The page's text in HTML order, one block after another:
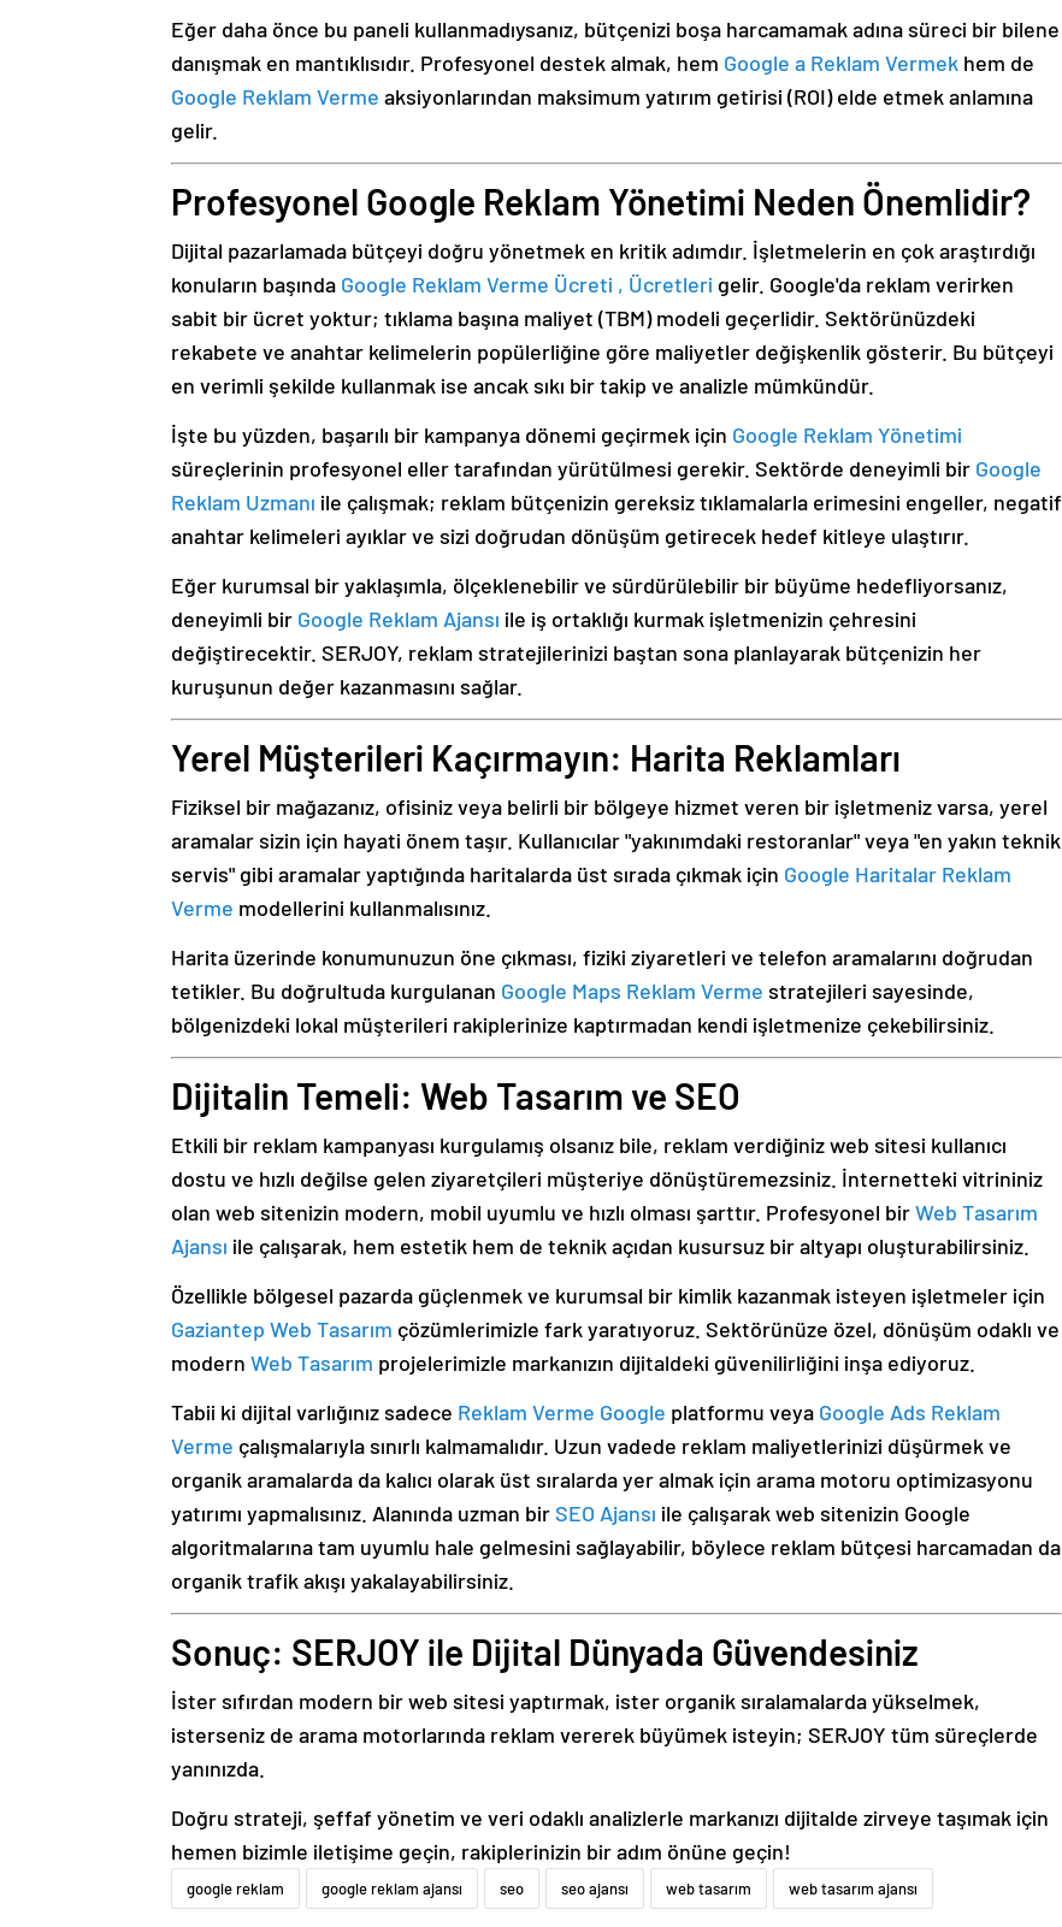
Eğer daha önce bu paneli kullanmadıysanız, bütçenizi boşa harcamamak adına süreci bir bilene
danışmak en mantıklısıdır. Profesyonel destek almak, hem Google a Reklam Vermek hem de
Google Reklam Verme aksiyonlarından maksimum yatırım getirisi (ROI) elde etmek anlamına
gelir.
Profesyonel Google Reklam Yönetimi Neden Önemlidir?
Dijital pazarlamada bütçeyi doğru yönetmek en kritik adımdır. İşletmelerin en çok araştırdığı
konuların başında Google Reklam Verme Ücreti , Ücretleri gelir. Google'da reklam verirken
sabit bir ücret yoktur; tıklama başına maliyet (TBM) modeli geçerlidir. Sektörünüzdeki
rekabete ve anahtar kelimelerin popülerliğine göre maliyetler değişkenlik gösterir. Bu bütçeyi
en verimli şekilde kullanmak ise ancak sıkı bir takip ve analizle mümkündür.
İşte bu yüzden, başarılı bir kampanya dönemi geçirmek için Google Reklam Yönetimi
süreçlerinin profesyonel eller tarafından yürütülmesi gerekir. Sektörde deneyimli bir Google
Reklam Uzmanı ile çalışmak; reklam bütçenizin gereksiz tıklamalarla erimesini engeller, negatif
anahtar kelimeleri ayıklar ve sizi doğrudan dönüşüm getirecek hedef kitleye ulaştırır.
Eğer kurumsal bir yaklaşımla, ölçeklenebilir ve sürdürülebilir bir büyüme hedefliyorsanız,
deneyimli bir Google Reklam Ajansı ile iş ortaklığı kurmak işletmenizin çehresini
değiştirecektir. SERJOY, reklam stratejilerinizi baştan sona planlayarak bütçenizin her
kuruşunun değer kazanmasını sağlar.
Yerel Müşterileri Kaçırmayın: Harita Reklamları
Fiziksel bir mağazanız, ofisiniz veya belirli bir bölgeye hizmet veren bir işletmeniz varsa, yerel
aramalar sizin için hayati önem taşır. Kullanıcılar "yakınımdaki restoranlar" veya "en yakın teknik
servis" gibi aramalar yaptığında haritalarda üst sırada çıkmak için Google Haritalar Reklam
Verme modellerini kullanmalısınız.
Harita üzerinde konumunuzun öne çıkması, fiziki ziyaretleri ve telefon aramalarını doğrudan
tetikler. Bu doğrultuda kurgulanan Google Maps Reklam Verme stratejileri sayesinde,
bölgenizdeki lokal müşterileri rakiplerinize kaptırmadan kendi işletmenize çekebilirsiniz.
Dijitalin Temeli: Web Tasarım ve SEO
Etkili bir reklam kampanyası kurgulamış olsanız bile, reklam verdiğiniz web sitesi kullanıcı
dostu ve hızlı değilse gelen ziyaretçileri müşteriye dönüştüremezsiniz. İnternetteki vitrininiz
olan web sitenizin modern, mobil uyumlu ve hızlı olması şarttır. Profesyonel birWeb Tasarım
Ajansı ile çalışarak, hem estetik hem de teknik açıdan kusursuz bir altyapı oluşturabilirsiniz.
Özellikle bölgesel pazarda güçlenmek ve kurumsal bir kimlik kazanmak isteyen işletmeler için
Gaziantep Web Tasarım çözümlerimizle fark yaratıyoruz. Sektörünüze özel, dönüşüm odaklı ve
modern Web Tasarım projelerimizle markanızın dijitaldeki güvenilirliğini inşa ediyoruz.
Tabii ki dijital varlığınız sadece Reklam Verme Google platformu veya Google Ads Reklam
Verme çalışmalarıyla sınırlı kalmamalıdır. Uzun vadede reklam maliyetlerinizi düşürmek ve
organik aramalarda da kalıcı olarak üst sıralarda yer almak için arama motoru optimizasyonu
yatırımı yapmalısınız. Alanında uzman birSEO Ajansı ile çalışarak web sitenizin Google
algoritmalarına tam uyumlu hale gelmesini sağlayabilir, böylece reklam bütçesi harcamadan da
organik trafik akışı yakalayabilirsiniz.
Sonuç: SERJOY ile Dijital Dünyada Güvendesiniz
İster sıfırdan modern bir web sitesi yaptırmak, ister organik sıralamalarda yükselmek,
isterseniz de arama motorlarında reklam vererek büyümek isteyin; SERJOY tüm süreçlerde
yanınızda.
Doğru strateji, şeffaf yönetim ve veri odaklı analizlerle markanızı dijitalde zirveye taşımak için
hemen bizimle iletişime geçin, rakiplerinizin bir adım önüne geçin!
google reklam google reklam ajansı seo seo ajansı web tasarım web tasarım ajansı